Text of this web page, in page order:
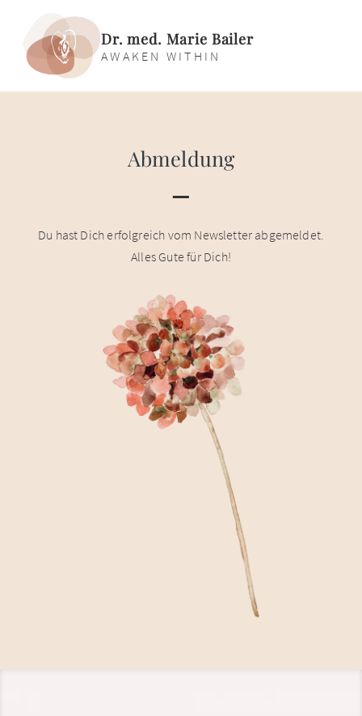
Dr. med. Marie Bailer
AWAKEN WITHIN
Abmeldung
Du hast Dich erfolgreich vom Newsletter abgemeldet.
Alles Gute für Dich!